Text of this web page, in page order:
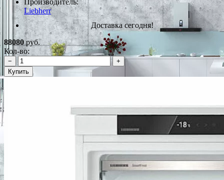
Производитель:
Liebherr
Доставка сегодня!
88080руб.
Кол-во:
−
+
Купить